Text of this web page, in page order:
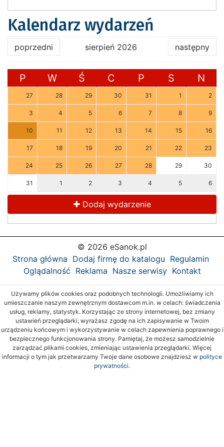
Kalendarz wydarzeń
poprzedni sierpień 2026 następny
P W Ś C P S N
27 28 29 30 31 1 2
3 4 5 6 7 8 9
10 11 12 13 14 15 16
17 18 19 20 21 22 23
24 25 26 27 28 29 30
31 1 2 3 4 5 6
Dodaj wydarzenie
© 2026 eSanok.pl
Strona główna Dodaj firmę do katalogu Regulamin
Oglądalność Reklama Nasze serwisy Kontakt
Używamy plików cookies oraz podobnych technologii. Umożliwiamy ich
umieszczanie naszym zewnętrznym dostawcom m.in. w celach: świadczenia
usług, reklamy, statystyk. Korzystając ze strony internetowej, bez zmiany
ustawień przeglądarki, wyrażasz zgodę na ich zapisywanie w Twoim
urządzeniu końcowym i wykorzystywanie w celach zapewnienia poprawnego i
bezpiecznego funkcjonowania strony. Pamiętaj, że możesz samodzielnie
zarządzać plikami cookies, zmieniając ustawienia przeglądarki. Więcej
informacji o tym jak przetwarzamy Twoje dane osobowe znajdziesz w polityce
prywatności.